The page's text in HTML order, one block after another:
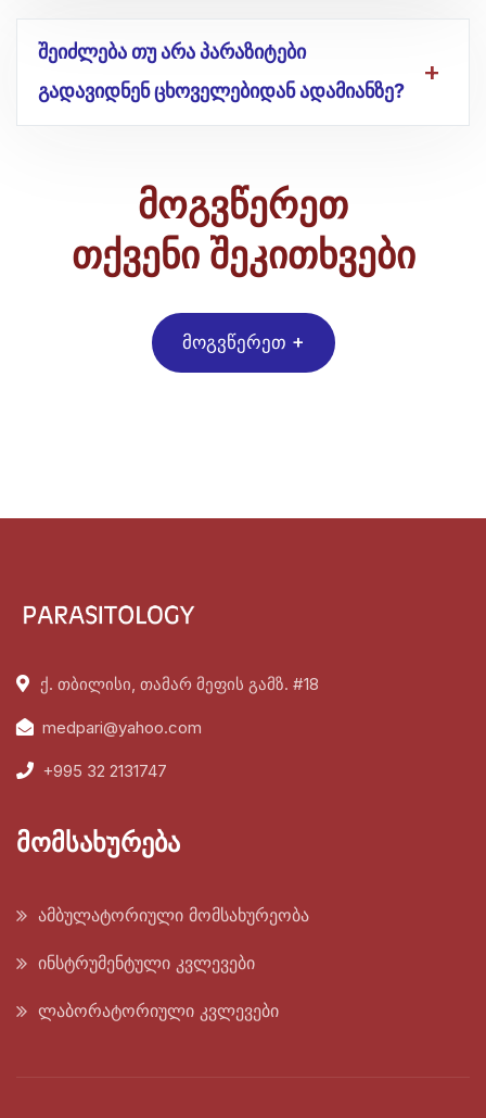
შეიძლება თუ არა პარაზიტები
გადავიდნენ ცხოველებიდან ადამიანზე?
მოგვწერეთ
თქვენი შეკითხვები
მოგვწერეთ +
ქ. თბილისი, თამარ მეფის გამზ. #18
medpari@yahoo.com
+995 32 2131747
მომსახურება
ამბულატორიული მომსახურეობა
ინსტრუმენტული კვლევები
ლაბორატორიული კვლევები